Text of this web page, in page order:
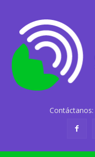
Contáctanos: